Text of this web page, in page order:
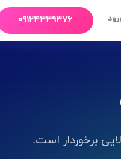
۰۹۱۲۴۳۳۹۳۷۶
برخوردار است.